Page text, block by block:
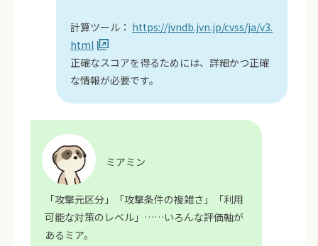
計算ツール： https://jvndb.jvn.jp/cvss/ja/v3.
html
正確なスコアを得るためには、詳細かつ正確
な情報が必要です。
ミアミン
「攻撃元区分」「攻撃条件の複雑さ」「利用
可能な対策のレベル」……いろんな評価軸が
あるミア。